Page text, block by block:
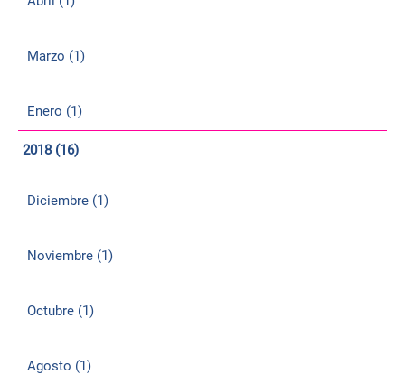
Marzo (1)
Enero (1)
2018 (16)
Diciembre (1)
Noviembre (1)
Octubre (1)
Agosto (1)